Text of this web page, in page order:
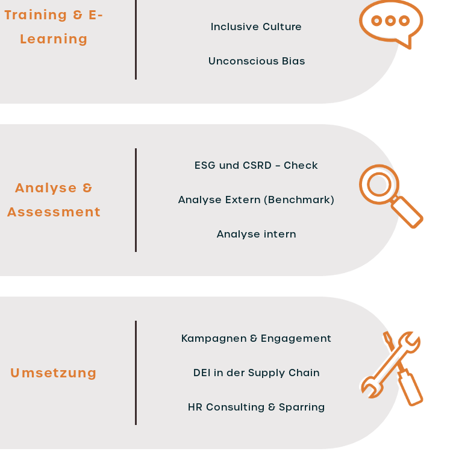
Training & E-
Learning
Inclusive Culture
Unconscious Bias
Analyse &
Assessment
ESG und CSRD – Check
Analyse Extern (Benchmark)
Analyse intern
Umsetzung
Kampagnen & Engagement
DEI in der Supply Chain
HR Consulting & Sparring